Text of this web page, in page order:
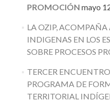
PROMOCIÓN mayo
LA OZIP, ACOMPAÑA
INDIGENAS EN LOS
SOBRE PROCESOS
TERCER
PROGRAMA DE
TERRITORIAL